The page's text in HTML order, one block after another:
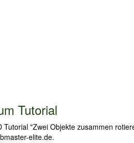
Tutorial
Tutorial "Zwei Objekte zusammen
elite.de.